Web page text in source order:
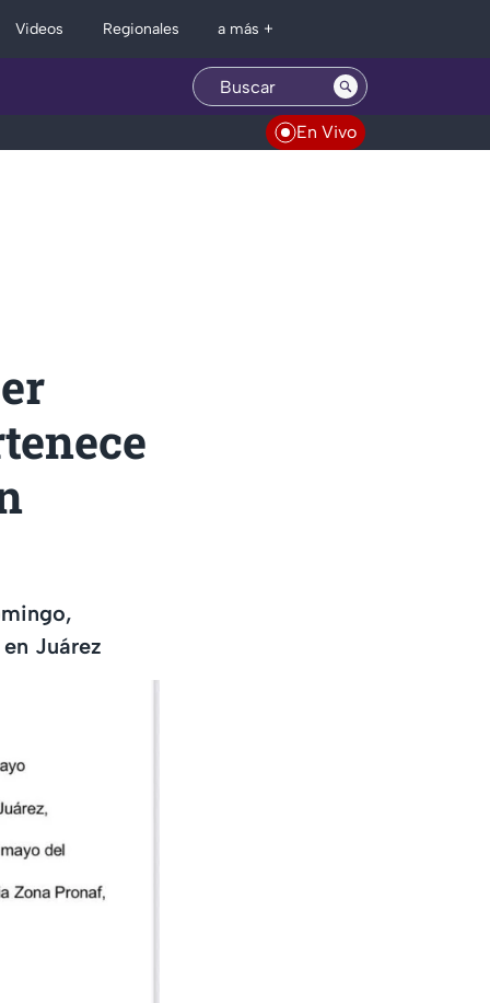
Videos Regionales a más +
En Vivo
Juárez